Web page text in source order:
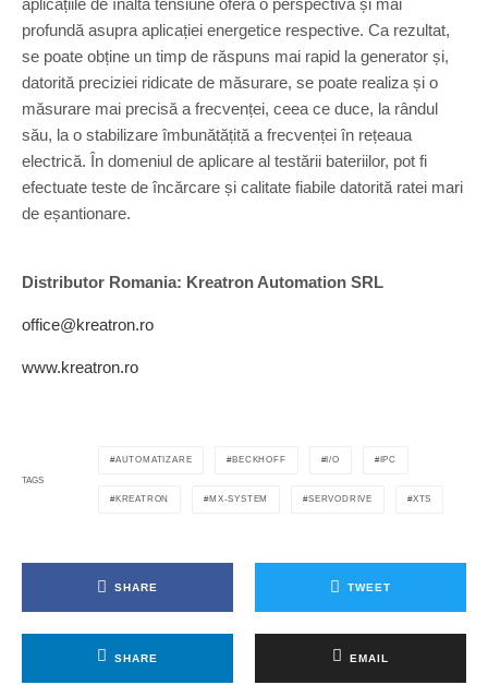
aplicațiile de înaltă tensiune oferă o perspectivă și mai
profundă asupra aplicației energetice respective. Ca rezultat,
se poate obține un timp de răspuns mai rapid la generator și,
datorită preciziei ridicate de măsurare, se poate realiza și o
măsurare mai precisă a frecvenței, ceea ce duce, la rândul
său, la o stabilizare îmbunătățită a frecvenței în rețeaua
electrică. În domeniul de aplicare al testării bateriilor, pot fi
efectuate teste de încărcare și calitate fiabile datorită ratei mari
de eșantionare.
Distributor Romania: Kreatron Automation SRL
office@kreatron.ro
www.kreatron.ro
TAGS
AUTOMATIZARE BECKHOFF I/O IPC
KREATRON MX-SYSTEM SERVODRIVE XTS
SHARE TWEET
SHARE EMAIL